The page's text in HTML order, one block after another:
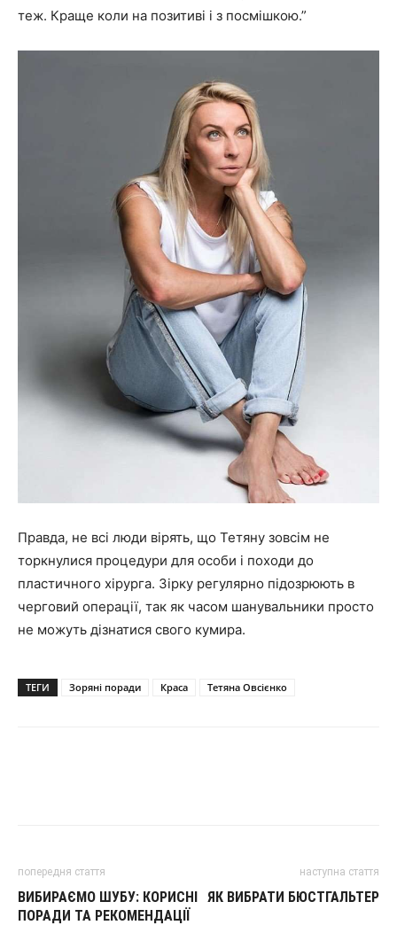
теж. Краще коли на позитиві і з посмішкою.”
Правда, не всі люди вірять, що Тетяну зовсім не
торкнулися процедури для особи і походи до
пластичного хірурга. Зірку регулярно підозрюють в
черговий операції, так як часом шанувальники просто
не можуть дізнатися свого кумира.
ТЕГИ Зоряні поради Краса Тетяна Овсієнко
попередня стаття
ВИБИРАЄМО ШУБУ: КОРИСНІ
ПОРАДИ ТА РЕКОМЕНДАЦІЇ
наступна стаття
ЯК ВИБРАТИ БЮСТГАЛЬТЕР